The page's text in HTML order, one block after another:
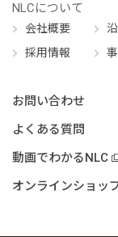
NLCについて
会社概要
採用情報
お問い合わせ
よくある質問
動画でわかるNLC
オンラインショッ